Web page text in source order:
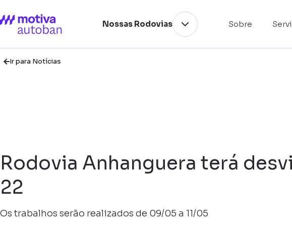
Nossas Rodovias Sobre
Ir para Notícias
Rodovia Anhanguera terá
22
Os trabalhos serão realizados de 09/05 a 11/05